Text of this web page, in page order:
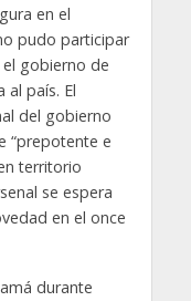
en el
pudo participar
gobierno de
al país. El
del gobierno
“prepotente e
territorio
se espera
en el once
durante